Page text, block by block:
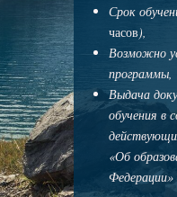
Срок
часов),
Возможно
программы,
Выдача
обучения в
«Об